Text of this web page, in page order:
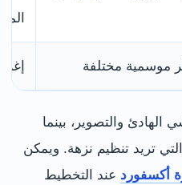
موسمية مختلفة
الهادئ والتصوير، بينما
تريد تنظيم نزهة. ويمكن
أكسفورد عند التخطيط